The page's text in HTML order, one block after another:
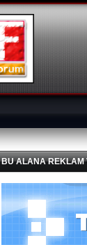
BU ALANA REKLAM